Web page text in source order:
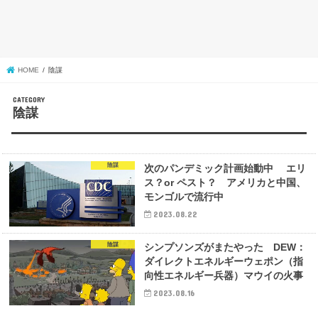
HOME 陰謀
陰謀
陰謀
次のパンデミック計画始動中 エリ
ス？or ペスト？ アメリカと中国、
モンゴルで流行中
2023.08.22
陰謀
シンプソンズがまたやった DEW：
ダイレクトエネルギーウェポン（指
向性エネルギー兵器）マウイの火事
2023.08.16